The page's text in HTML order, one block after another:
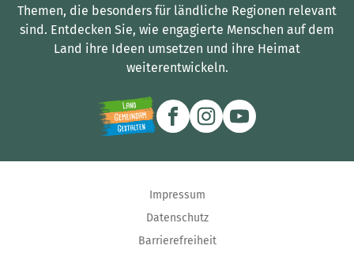
Themen, die besonders für ländliche Regionen relevant
sind. Entdecken Sie, wie engagierte Menschen auf dem
Land ihre Ideen umsetzen und ihre Heimat
weiterentwickeln.
Impressum
Datenschutz
Barrierefreiheit